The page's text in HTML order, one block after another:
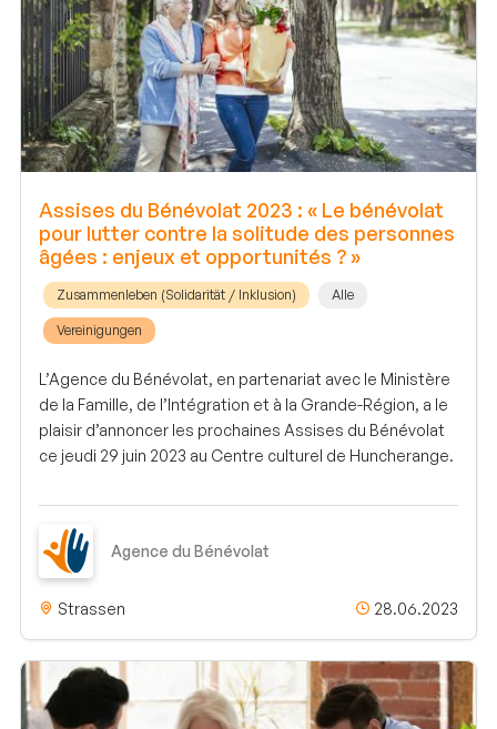
Assises du Bénévolat 2023 : « Le bénévolat
pour lutter contre la solitude des personnes
âgées : enjeux et opportunités ? »
Zusammenleben (Solidarität / Inklusion) Alle
Vereinigungen
L’Agence du Bénévolat, en partenariat avec le Ministère
de la Famille, de l’Intégration et à la Grande-Région, a le
plaisir d’annoncer les prochaines Assises du Bénévolat
ce jeudi 29 juin 2023 au Centre culturel de Huncherange.
Agence du Bénévolat
Strassen 28.06.2023